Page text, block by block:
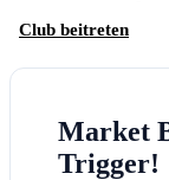
Club beitreten
Market
Trigger!